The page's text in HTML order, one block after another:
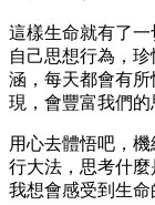
這樣生命就有了
自己思想行為，
涵，每天都會有
現，會豐富我們的
用心去體悟吧，
行大法，思考什麼
我想會感受到生命